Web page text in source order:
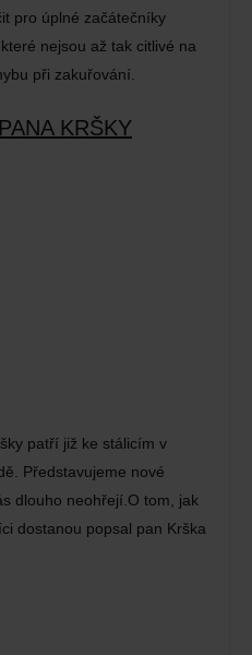
pro úplné začátečníky
nejsou až tak citlivé na
při zakuřování.
KRŠKY
patří již ke stálicím v
Představujeme nové
dlouho neohřejí.O tom, jak
dostanou popsal pan Krška